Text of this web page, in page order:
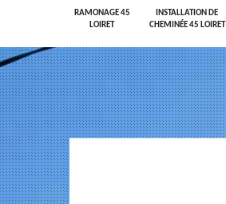
RAMONAGE 45
LOIRET
INSTALLATION DE
CHEMINÉE 45 LOIRET